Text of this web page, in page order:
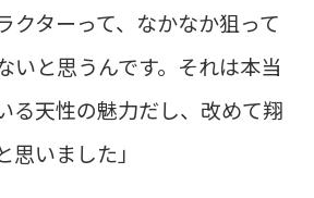
クターって、なかなか狙って
いと思うんです。それは本当
る天性の魅力だし、改めて翔
いました」